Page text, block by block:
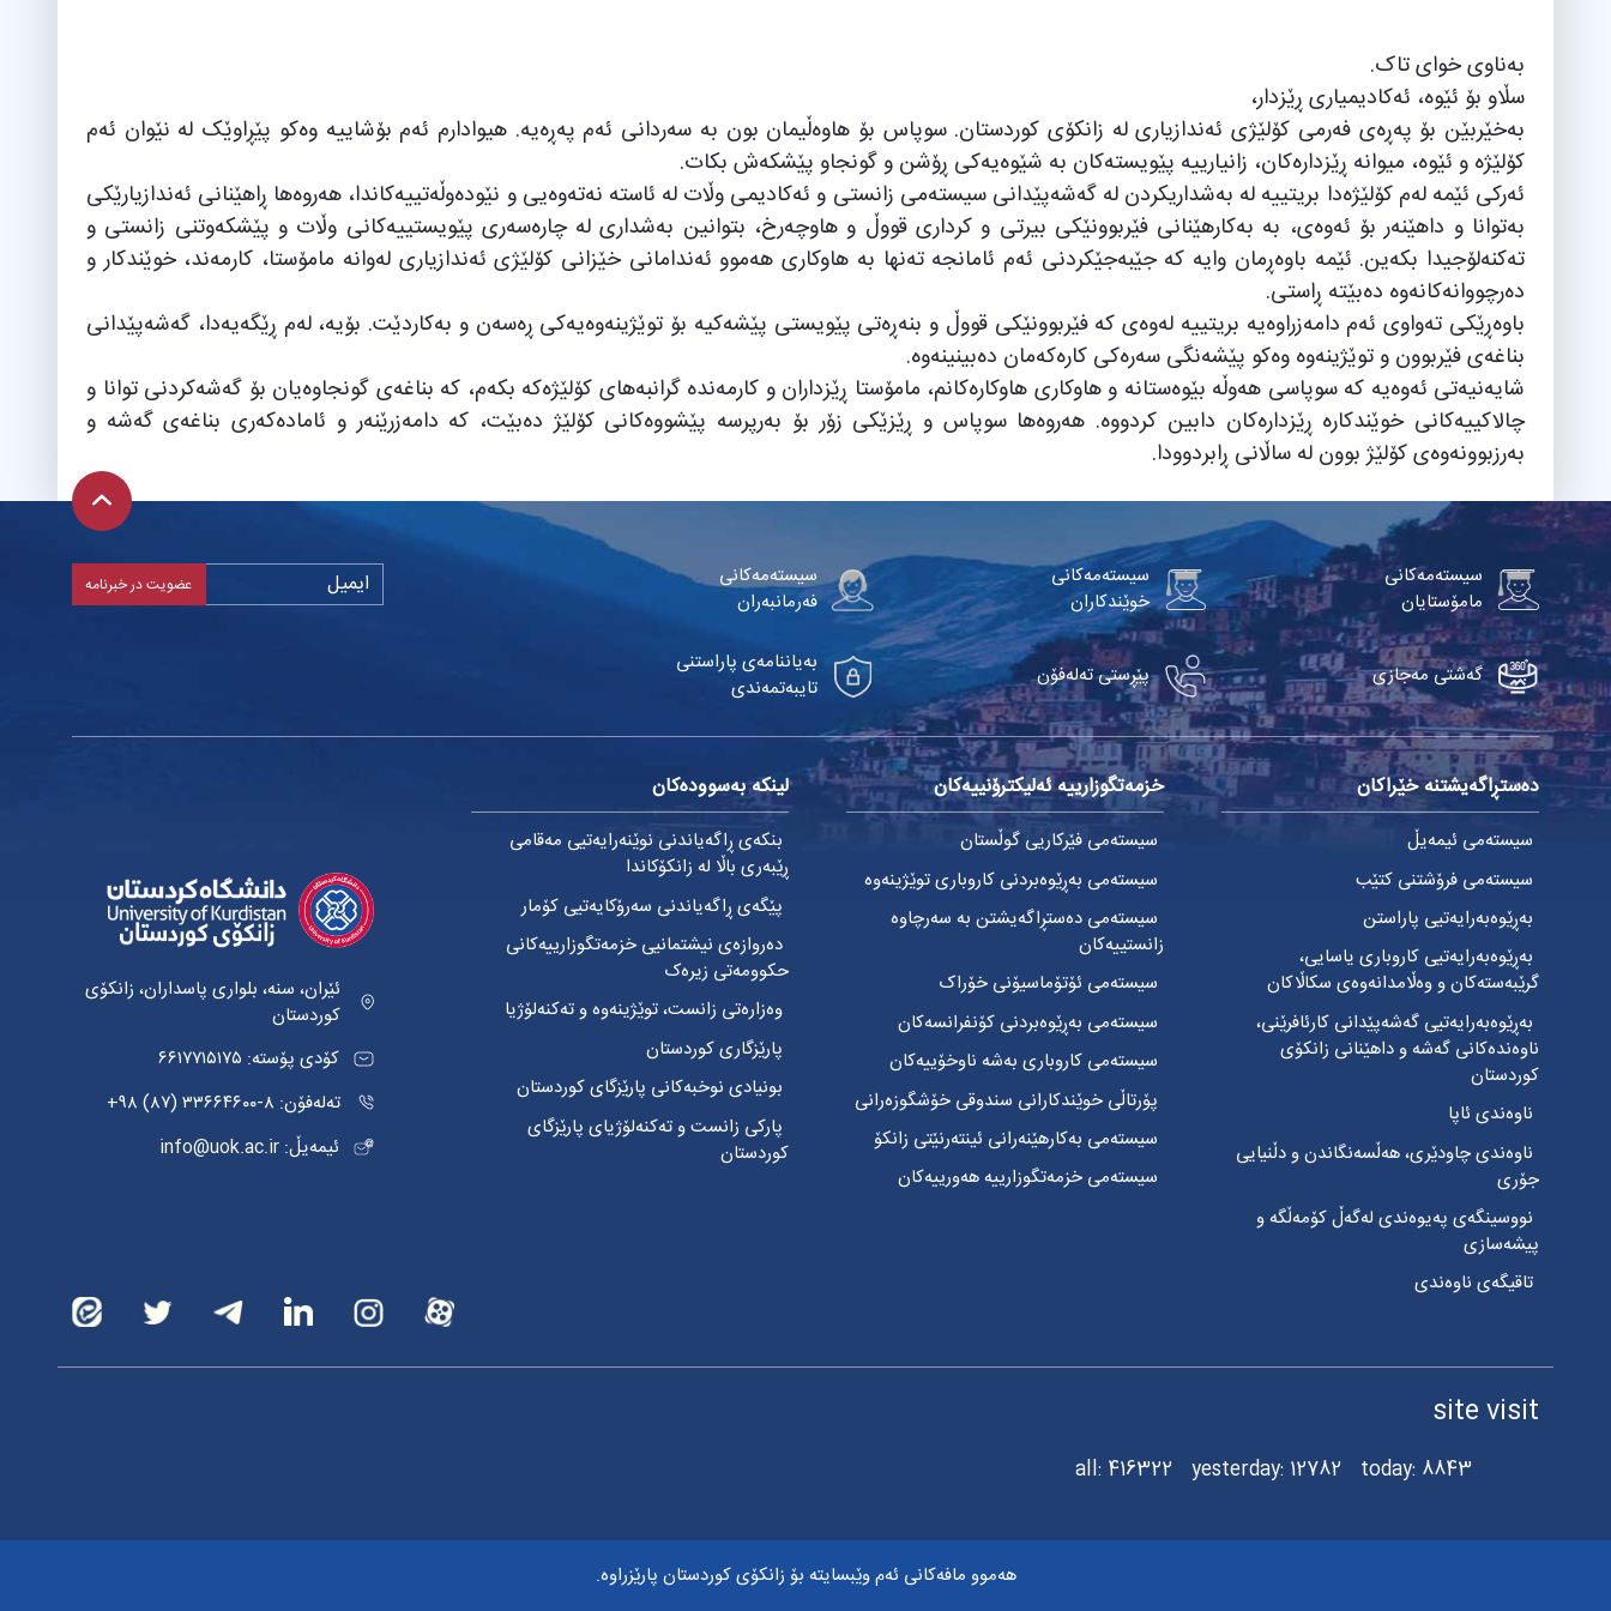
بەناوی خوای تاک.
سڵاو بۆ ئێوە، ئەکادیمیاری ڕێزدار،
بەخێربێن بۆ پەڕەی فەرمی کۆلێژی ئەندازیاری لە زانکۆی کوردستان. سوپاس بۆ هاوەڵیمان بون بە سەردانی ئەم پەڕەیە. هیوادارم ئەم بۆشاییە وەکو پێڕاوێک لە نێوان ئەم
کۆلێژە و ئێوە، میوانە ڕێزدارەکان، زانیارییە پێویستەکان بە شێوەیەکی ڕۆشن و گونجاو پێشکەش بکات.
ئەرکی ئێمە لەم کۆلێژەدا بریتییە لە بەشداریکردن لە گەشەپێدانی سیستەمی زانستی و ئەکادیمی وڵات لە ئاستە نەتەوەیی و نێودەوڵەتییەکاندا، هەروەها ڕاهێنانی ئەندازیارێکی
بەتوانا و داهێنەر بۆ ئەوەی، بە بەکارهێنانی فێربوونێکی بیرتی و کرداری قووڵ و هاوچەرخ، بتوانین بەشداری لە چارەسەری پێویستییەکانی وڵات و پێشکەوتنی زانستی و
تەکنەلۆجیدا بکەین. ئێمە باوەڕمان وایە کە جێبەجێکردنی ئەم ئامانجە تەنها بە هاوکاری هەموو ئەندامانی خێزانی کۆلێژی ئەندازیاری لەوانە مامۆستا، کارمەند، خوێندکار و
دەرچووانەکانەوە دەبێتە ڕاستی.
باوەڕێکی تەواوی ئەم دامەزراوەیە بریتییە لەوەی کە فێربوونێکی قووڵ و بنەڕەتی پێویستی پێشەکیە بۆ توێژینەوەیەکی ڕەسەن و بەکاردێت. بۆیە، لەم ڕێگەیەدا، گەشەپێدانی
بناغەی فێربوون و توێژینەوە وەکو پێشەنگی سەرەکی کارەکەمان دەبینینەوە.
شایەنیەتی ئەوەیە کە سوپاسی هەوڵە بێوەستانە و هاوکاری هاوکارەکانم، مامۆستا ڕێزداران و کارمەندە گرانبەهای کۆلێژەکە بکەم، کە بناغەی گونجاوەیان بۆ گەشەکردنی توانا و
چالاکییەکانی خوێندکارە ڕێزدارەکان دابین کردووە. هەروەها سوپاس و ڕێزێکی زۆر بۆ بەرپرسە پێشووەکانی کۆلێژ دەبێت، کە دامەزرێنەر و ئامادەکەری بناغەی گەشە و
بەرزبوونەوەی کۆلێژ بوون لە ساڵانی ڕابردوودا.
سیستەمەکانی
مامۆستایان
سیستەمەکانی
خوێندکاران
سیستەمەکانی
فەرمانبەران
گەشتی مەجازی پێڕستی تەلەفۆن
بەیاننامەی پاراستنی
تایبەتمەندی
دەستڕاگەیشتنە خێراکان
سیستەمی ئیمەیڵ
سیستەمی فرۆشتنی کتێب
بەڕێوەبەرایەتیی پاراستن
بەڕێوەبەرایەتیی کاروباری یاسایی،
گرێبەستەکان و وەڵامدانەوەی سکاڵاکان
بەڕێوەبەرایەتیی گەشەپێدانی کارئافرێنی،
ناوەندەکانی گەشە و داهێنانی زانکۆی
کوردستان
ناوەندی ئاپا
ناوەندی چاودێری، هەڵسەنگاندن و دڵنیایی
جۆری
نووسینگەی پەیوەندی لەگەڵ کۆمەڵگە و
پیشەسازی
تاقیگەی ناوەندی
خزمەتگوزارییە ئەلیکترۆنییەکان
سیستەمی فێرکاریی گوڵستان
سیستەمی بەڕێوەبردنی کاروباری توێژینەوە
سیستەمی دەستڕاگەیشتن بە سەرچاوە
زانستییەکان
سیستەمی ئۆتۆماسیۆنی خۆراک
سیستەمی بەڕێوەبردنی کۆنفرانسەکان
سیستەمی کاروباری بەشە ناوخۆییەکان
پۆرتاڵی خوێندکارانی سندوقی خۆشگوزەرانی
سیستەمی بەکارهێنەرانی ئینتەرنێتی زانکۆ
سیستەمی خزمەتگوزارییە هەورییەکان
لینکە بەسوودەکان
بنکەی ڕاگەیاندنی نوێنەرایەتیی مەقامی
ڕێبەری باڵا لە زانکۆکاندا
پێگەی ڕاگەیاندنی سەرۆکایەتیی کۆمار
دەروازەی نیشتمانیی خزمەتگوزارییەکانی
حکوومەتی زیرەک
وەزارەتی زانست، توێژینەوە و تەکنەلۆژیا
پارێزگاری کوردستان
بونیادی نوخبەکانی پارێزگای کوردستان
پارکی زانست و تەکنەلۆژیای پارێزگای
کوردستان
ئێران، سنە، بلواری پاسداران، زانکۆی
کوردستان
کۆدی پۆستە: ٦٦١٧٧١٥١٧٥
تەلەفۆن: ٨-٣٣٦٦٤٦٠٠ (٨٧) ٩٨+
ئیمەیڵ: info@uok.ac.ir
site visit
today: 8843
yesterday: 12782
all: 416322
هەموو مافەکانی ئەم وێبسایتە بۆ زانکۆی کوردستان پارێزراوە.